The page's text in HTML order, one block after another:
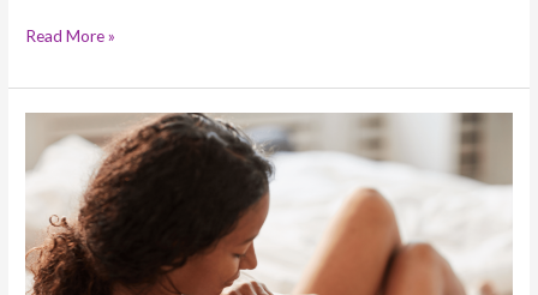
Read More »
alerta
sobre
importância
do
apoio